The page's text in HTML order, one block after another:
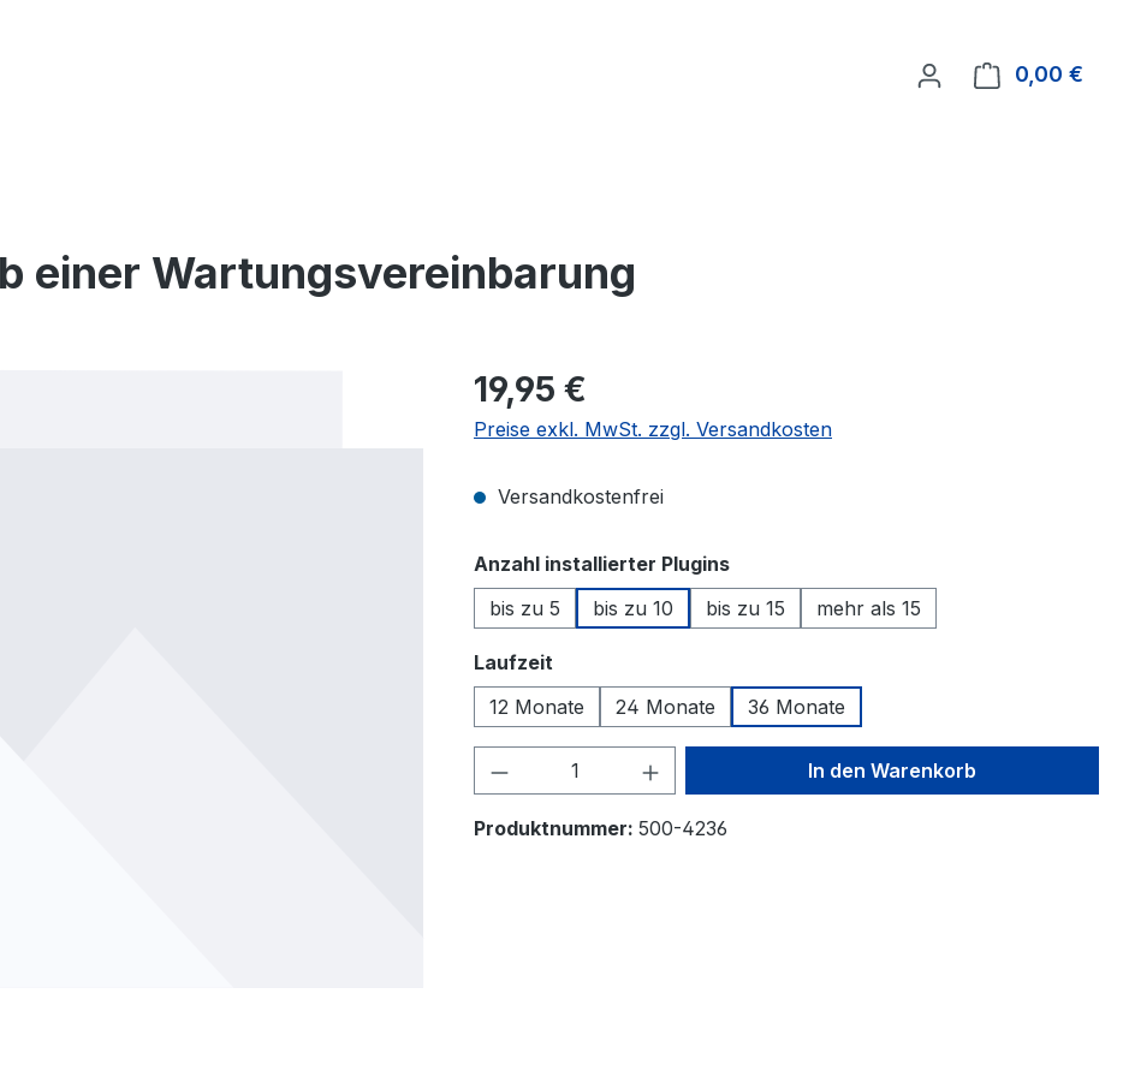
0,00 €
einer Wartungsvereinbarung
19,95 €
Preise exkl. MwSt. zzgl. Versandkosten
Versandkostenfrei
Anzahl installierter Pluginsauswählen
bis zu 5
bis zu 10 bis zu 15 mehr als 15
Laufzeit
12 Monate
24 Monate 36 Monate
Produkt Anzahl: Gib den gewünschten Wert
In den Warenkorb
Produktnummer: 500-4236